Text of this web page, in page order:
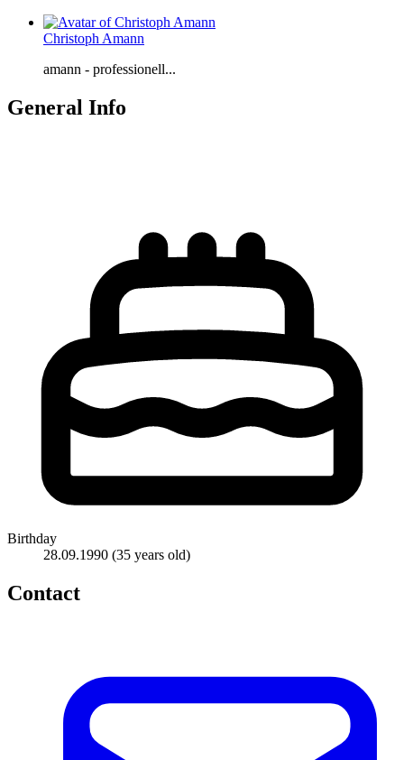
Christoph Amann
amann - professionell...
General Info
Birthday
28.09.1990 (35 years old)
Contact